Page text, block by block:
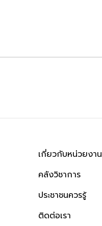
เกี่ยวกับหน่วยงาน
คลังวิชาการ
ประชาชนควรรู้
ติดต่อเรา